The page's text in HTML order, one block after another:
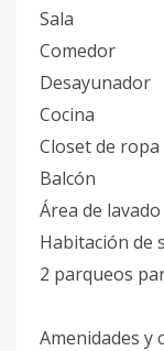
Sala
Comedor
Desayunador
Cocina
Closet de ropa
Balcón
Área de lavado
Habitación de
2 parqueos
Amenidades y